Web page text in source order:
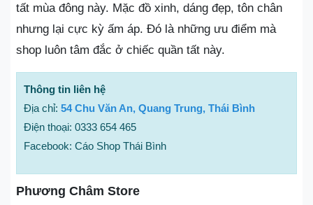
tất mùa đông này. Mặc đồ xinh, dáng đẹp, tôn chân
nhưng lại cực kỳ ấm áp. Đó là những ưu điểm mà
shop luôn tâm đắc ở chiếc quần tất này.
Thông tin liên hệ
Địa chỉ: 54 Chu Văn An, Quang Trung, Thái Bình
Điện thoại: 0333 654 465
Facebook: Cáo Shop Thái Bình
Phương Châm Store